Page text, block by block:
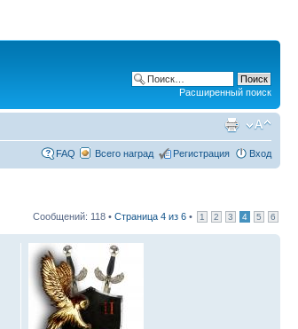
Расширенный поиск
FAQ Всего наград Регистрация Вход
Сообщений: 118 • Страница 4 из 6 • 1 2 3 4 5 6